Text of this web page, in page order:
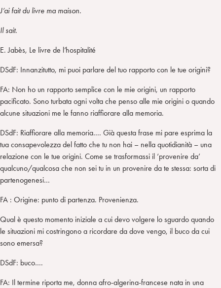
J’ai fait du livre ma maison.
Il sait.
E. Jabès, Le livre de l’hospitalité
DSdF: Innanzitutto, mi puoi parlare del tuo rapporto con le tue origini?
FA: Non ho un rapporto semplice con le mie origini, un rapporto
pacificato. Sono turbata ogni volta che penso alle mie origini o quando
alcune situazioni me le fanno riaffiorare alla memoria.
DSdF: Riaffiorare alla memoria…. Già questa frase mi pare esprima la
tua consapevolezza del fatto che tu non hai – nella quotidianità – una
relazione con le tue origini. Come se trasformassi il ‘provenire da’
qualcuno/qualcosa che non sei tu in un provenire da te stessa: sorta di
partenogenesi…
FA : Origine: punto di partenza. Provenienza.
Qual è questo momento iniziale a cui devo volgere lo sguardo quando
le situazioni mi costringono a ricordare da dove vengo, il buco da cui
sono emersa?
DSdF: buco….
FA: Il termine riporta me, donna afro-algerina-francese nata in una